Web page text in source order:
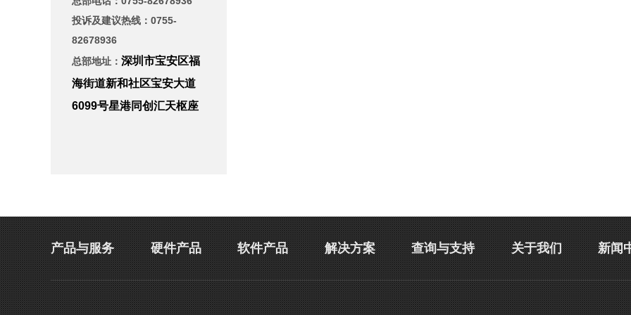
投诉及建议热线：0755-
82678936
总部地址： 深圳市宝安区福
海街道新和社区宝安大道
6099号星港同创汇天枢座
产品与服务 硬件产品 软件产品 解决方案 查询与支持 关于我们 新闻